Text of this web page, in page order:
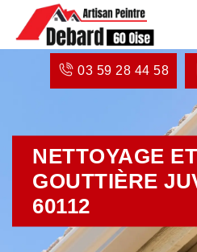
03 59 28 44 58
NETTOYAGE
GOUTTIÈRE
60112